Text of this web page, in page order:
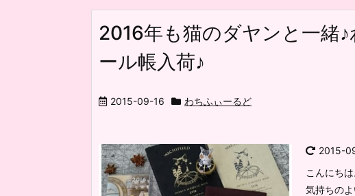
2016年も猫のダヤンと一緒
ール帳入荷♪
2015-09-16 わちふぃーるど
2015-
こんにち
気持ちの